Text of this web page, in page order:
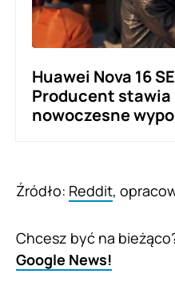
Huawei Nova 16
Producent stawia
nowoczesne
Źródło: Reddit,
Chcesz być na
Google News!